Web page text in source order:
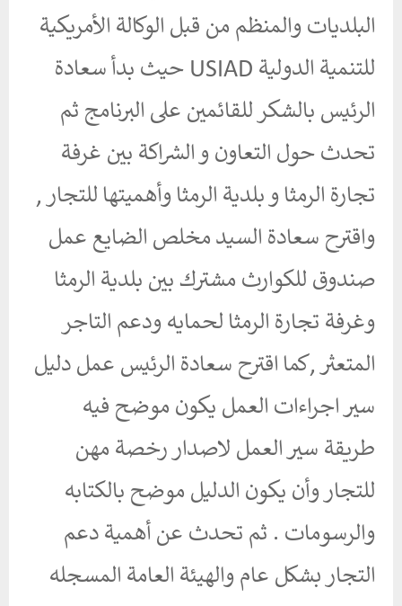
البلديات والمنظم من قبل الوكالة الأمريكية
للتنمية الدولية USIAD حيث بدأ سعادة
الرئيس بالشكر للقائمين على البرنامج ثم
تحدث حول التعاون و الشراكة بين غرفة
تجارة الرمثا و بلدية الرمثا وأهميتها للتجار ,
واقترح سعادة السيد مخلص الضايع عمل
صندوق للكوارث مشترك بين بلدية الرمثا
وغرفة تجارة الرمثا لحمايه ودعم التاجر
المتعثر ,كما اقترح سعادة الرئيس عمل دليل
سير اجراءات العمل يكون موضح فيه
طريقة سير العمل لاصدار رخصة مهن
للتجار وأن يكون الدليل موضح بالكتابه
والرسومات . ثم تحدث عن أهمية دعم
التجار بشكل عام والهيئة العامة المسجله